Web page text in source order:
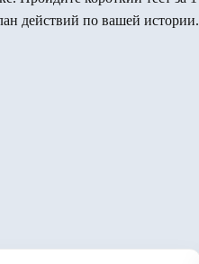
действий по вашей истории.